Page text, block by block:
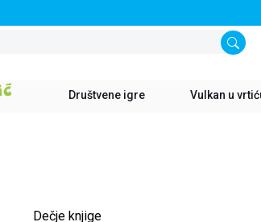
Društvene igre Vulkan u
Dečje knjige